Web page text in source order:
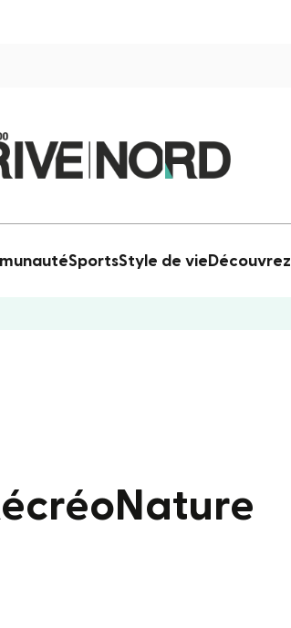
SportsStyle de vie Découvrez